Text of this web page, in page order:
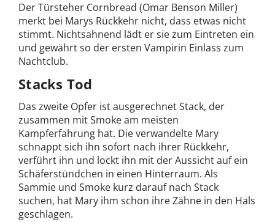
Der Türsteher Cornbread (Omar Benson Miller)
merkt bei Marys Rückkehr nicht, dass etwas nicht
stimmt. Nichtsahnend lädt er sie zum Eintreten ein
und gewährt so der ersten Vampirin Einlass zum
Nachtclub.
Stacks Tod
Das zweite Opfer ist ausgerechnet Stack, der
zusammen mit Smoke am meisten
Kampferfahrung hat. Die verwandelte Mary
schnappt sich ihn sofort nach ihrer Rückkehr,
verführt ihn und lockt ihn mit der Aussicht auf ein
Schäferstündchen in einen Hinterraum. Als
Sammie und Smoke kurz darauf nach Stack
suchen, hat Mary ihm schon ihre Zähne in den Hals
geschlagen.